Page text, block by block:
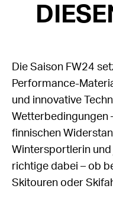
Die Saison FW24
Performance-
und innovative
Wetterbedingungen
finnischen
Wintersportlerin
richtige dabei – ob
Skitouren oder